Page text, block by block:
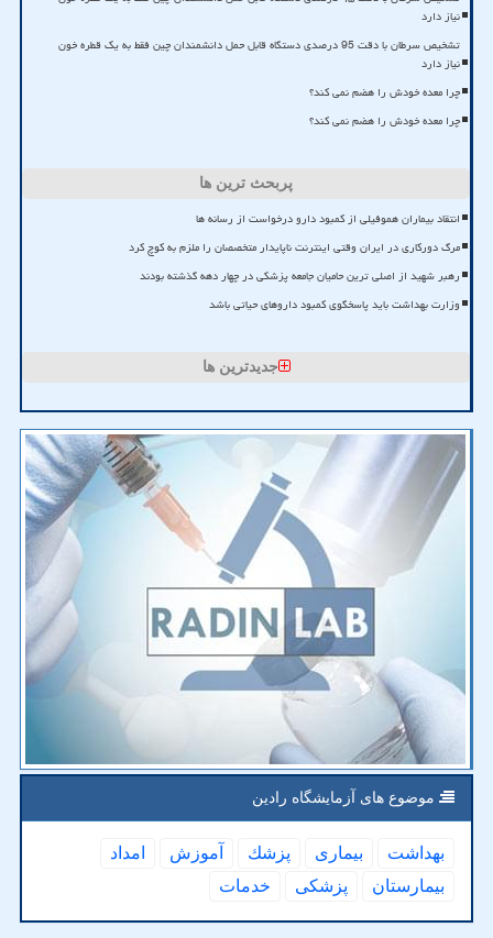
نیاز دارد
تشخیص سرطان با دقت 95 درصدی دستگاه قابل حمل دانشمندان چین فقط به یک قطره خون
نیاز دارد
چرا معده خودش را هضم نمی کند؟
چرا معده خودش را هضم نمی کند؟
پربحث ترین ها
انتقاد بیماران هموفیلی از کمبود دارو درخواست از رسانه ها
مرگ دورکاری در ایران وقتی اینترنت ناپایدار متخصصان را ملزم به کوچ کرد
رهبر شهید از اصلی ترین حامیان جامعه پزشکی در چهار دهه گذشته بودند
وزارت بهداشت باید پاسخگوی کمبود داروهای حیاتی باشد
جدیدترین ها
موضوع های آزمایشگاه رادین
بهداشت بیماری پزشك آموزش
امداد
بیمارستان
پزشكی خدمات